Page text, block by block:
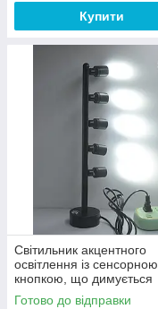
Купити
Світильник акцентного
освітлення із сенсорною
кнопкою, що димується
4000К чорний корпус
Готово до відправки